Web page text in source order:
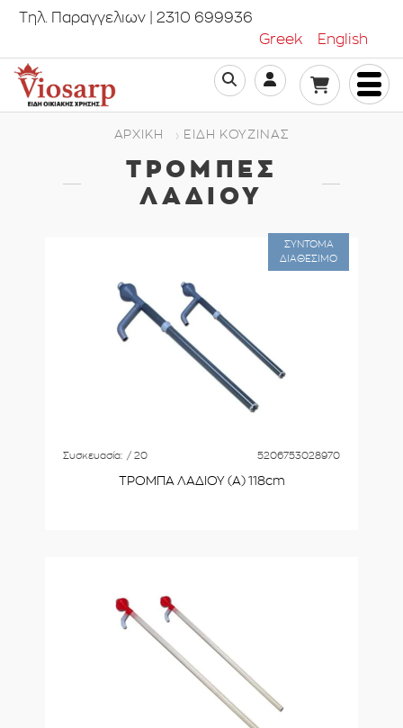
Τηλ. Παραγγελιων | 2310 699936
Greek
English
ΑΡΧΙΚΗ ΕΊΔΗ ΚΟΥΖΊΝΑΣ
ΤΡΌΜΠΕΣ
ΛΑΔΙΟΎ
Συσκευασία: / 20 5206753028970
ΤΡΟΜΠΑ ΛΑΔΙΟΥ (Α) 118cm
ΣΥΝΤΟΜΑ
ΔΙΑΘΕΣΙΜΟ